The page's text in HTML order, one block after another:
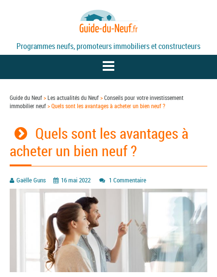
Programmes neufs, promoteurs immobiliers et constructeurs
PROMOTEURS
ACTUALITÉS
Guide du Neuf>Les actualités du Neuf>Conseils pour votre investissement
immobilier neuf>Quels sont les avantages à acheter un bien neuf ?
Quels sont les avantages à
acheter un bien neuf ?
Gaëlle Guns 16 mai 2022 1 Commentaire